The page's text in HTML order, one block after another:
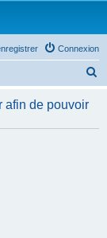
Connexion
h
afin de pouvoir